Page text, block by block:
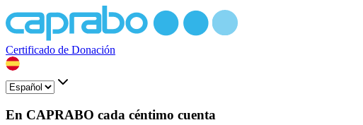
Certificado de Donación
En CAPRABO cada céntimo cuenta